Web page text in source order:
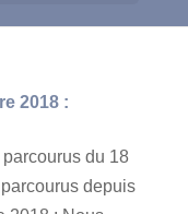
2018 :
du 18
depuis